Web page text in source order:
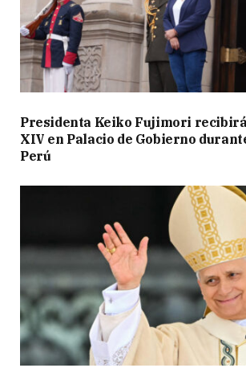
Presidenta Keiko Fujimori
XIV en Palacio de Gobierno
Perú